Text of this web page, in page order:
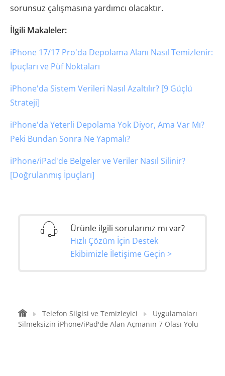
sorunsuz çalışmasına yardımcı olacaktır.
İlgili Makaleler:
iPhone 17/17 Pro'da Depolama Alanı Nasıl Temizlenir:
İpuçları ve Püf Noktaları
iPhone'da Sistem Verileri Nasıl Azaltılır? [9 Güçlü
Strateji]
iPhone'da Yeterli Depolama Yok Diyor, Ama Var Mı?
Peki Bundan Sonra Ne Yapmalı?
iPhone/iPad'de Belgeler ve Veriler Nasıl Silinir?
[Doğrulanmış İpuçları]
Ürünle ilgili sorularınız mı var?
Hızlı Çözüm İçin Destek
Ekibimizle İletişime Geçin >
Telefon Silgisi ve Temizleyici
Uygulamaları
Silmeksizin iPhone/iPad'de Alan Açmanın 7 Olası Yolu